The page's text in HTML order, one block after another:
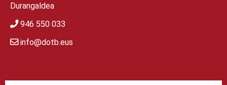
Durangaldea
946 550 033
info@dotb.eus